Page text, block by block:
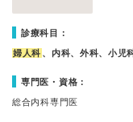
診療科目：
婦人科 、内科、外科、小児
専門医・資格：
総合内科専門医